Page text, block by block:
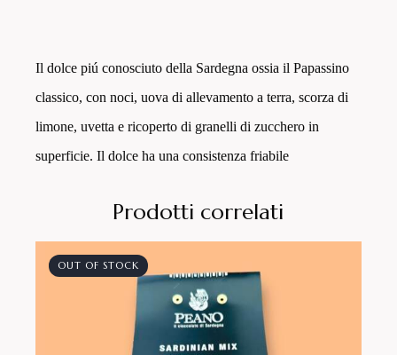
Il dolce piú conosciuto della Sardegna ossia il Papassino
classico, con noci, uova di allevamento a terra, scorza di
limone, uvetta e ricoperto di granelli di zucchero in
superficie. Il dolce ha una consistenza friabile
Prodotti correlati
OUT OF STOCK